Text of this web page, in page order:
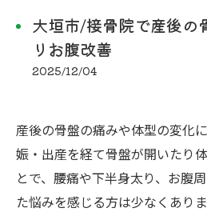
大垣市/接骨院で産後の
リお腹改善
2025/12/04
産後の骨盤の痛みや体型の変化
娠・出産を経て骨盤が開いたり
とで、腰痛や下半身太り、お腹
た悩みを感じる方は少なくあり